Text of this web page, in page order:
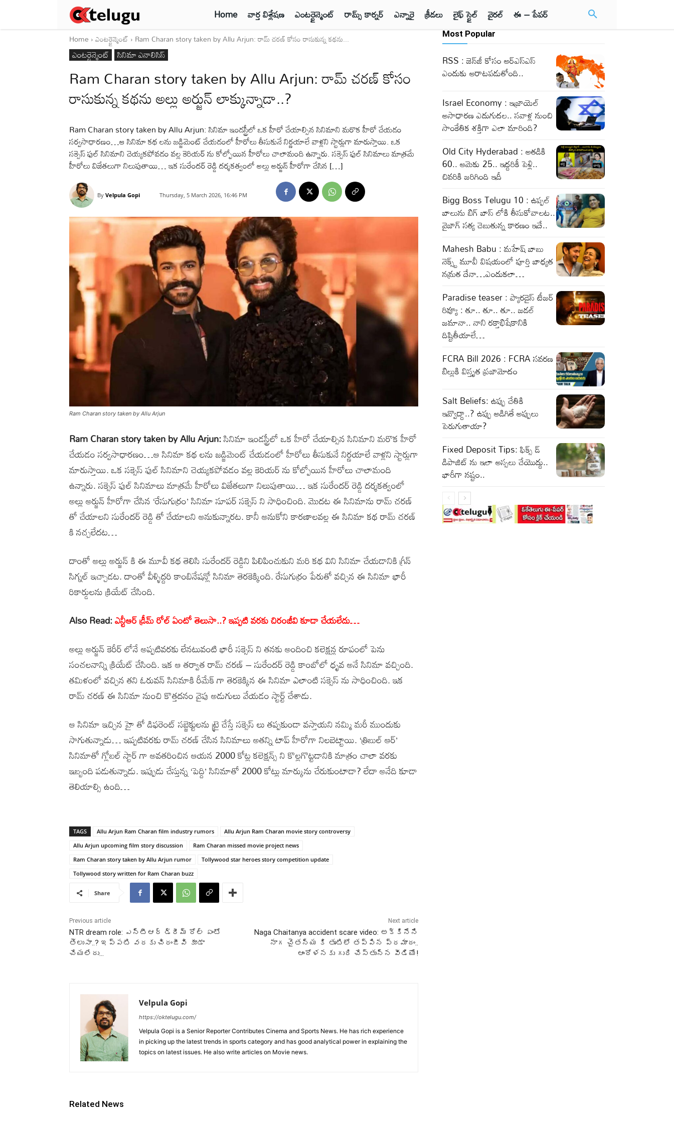
Home వార్త విశ్లేషణ ఎంటర్టైన్మెంట్ రామ్స్ కార్నర్ ఎన్నారై క్రీడలు లైఫ్ స్టైల్ వైరల్ ఈ – పేపర్
Home ఎంటర్టైన్మెంట్ Ram Charan story taken by Allu Arjun: రామ్ చరణ్ కోసం రాసుకున్న కథను...
ఎంటర్టైన్మెంట్ సినిమా ఎనాలిసిస్
Ram Charan story taken by Allu Arjun: రామ్ చరణ్ కోసం
రాసుకున్న కథను అల్లు అర్జున్ లాక్కున్నాడా..?
Ram Charan story taken by Allu Arjun: సినిమా ఇండస్ట్రీలో ఒక హీరో చేయాల్సిన సినిమాని మరొక హీరో చేయడం
సర్వసాధారణం…ఆ సినిమా కథ లను జడ్జిమెంట్ చేయడంలో హీరోలు తీసుకునే నిర్ణయాలే వాళ్లని స్టార్లుగా మారుస్తాయి. ఒక
సక్సెస్ ఫుల్ సినిమాని చెయ్యకపోవడం వల్ల కెరియర్ ను కోల్పోయిన హీరోలు చాలామంది ఉన్నారు. సక్సెస్ ఫుల్ సినిమాలు మాత్రమే
హీరోలు విజేతలుగా నిలుపుతాయి… ఇక సురేందర్ రెడ్డి దర్శకత్వంలో అల్లు అర్జున్ హీరోగా చేసిన […]
By Velpula Gopi Thursday, 5 March 2026, 16:46 PM
Ram Charan story taken by Allu Arjun
Ram Charan story taken by Allu Arjun:సినిమా ఇండస్ట్రీలో ఒక హీరో చేయాల్సిన సినిమాని మరొక హీరో
చేయడం సర్వసాధారణం…ఆ సినిమా కథ లను జడ్జిమెంట్ చేయడంలో హీరోలు తీసుకునే నిర్ణయాలే వాళ్లని స్టార్లుగా
మారుస్తాయి. ఒక సక్సెస్ ఫుల్ సినిమాని చెయ్యకపోవడం వల్ల కెరియర్ ను కోల్పోయిన హీరోలు చాలామంది
ఉన్నారు. సక్సెస్ ఫుల్ సినిమాలు మాత్రమే హీరోలు విజేతలుగా నిలుపుతాయి… ఇక సురేందర్ రెడ్డి దర్శకత్వంలో
అల్లు అర్జున్ హీరోగా చేసిన ‘రేసుగుర్రం’ సినిమా సూపర్ సక్సెస్ ని సాధించింది. మొదట ఈ సినిమాను రామ్ చరణ్
తో చేయాలని సురేందర్ రెడ్డి తో చేయాలని అనుకున్నారట. కానీ అనుకోని కారణాలవల్ల ఈ సినిమా కథ రామ్ చరణ్
కి నచ్చలేదట…
దాంతో అల్లు అర్జున్ కి ఈ మూవీ కథ తెలిసి సురేందర్ రెడ్డిని పిలిపించుకుని మరి కథ విని సినిమా చేయడానికి గ్రీన్
సిగ్నల్ ఇచ్చాడట. దాంతో వీళ్ళిద్దరి కాంబినేషన్లో సినిమా తెరకెక్కింది. రేసుగుర్రం పేరుతో వచ్చిన ఈ సినిమా భారీ
రికార్డులను క్రియేట్ చేసింది.
Also Read:ఎన్టీఆర్ డ్రీమ్ రోల్ ఏంటో తెలుసా..? ఇప్పటి వరకు చిరంజీవి కూడా చేయలేదు…
అల్లు అర్జున్ కెరీర్ లోనే అప్పటివరకు లేనటువంటి భారీ సక్సెస్ ని తనకు అందించి కలెక్షన్ల రూపంలో పెను
సంచలనాన్ని క్రియేట్ చేసింది. ఇక ఆ తర్వాత రామ్ చరణ్ – సురేందర్ రెడ్డి కాంబోలో ధృవ అనే సినిమా వచ్చింది.
తమిళంలో వచ్చిన తని ఓరువన్ సినిమాకి రీమేక్ గా తెరకెక్కిన ఈ సినిమా ఎలాంటి సక్సెస్ ను సాధించింది. ఇక
రామ్ చరణ్ ఈ సినిమా నుంచి కొత్తదనం వైపు అడుగులు వేయడం స్టార్ట్ చేశాడు.
ఆ సినిమా ఇచ్చిన హై తో డిఫరెంట్ సబ్జెక్టులను ట్రై చేస్తే సక్సెస్ లు తప్పకుండా వస్తాయని నమ్మి మరీ ముందుకు
సాగుతున్నాడు… ఇప్పటివరకు రామ్ చరణ్ చేసిన సినిమాలు అతన్ని టాప్ హీరోగా నిలబెట్టాయి. ‘త్రిబుల్ ఆర్’
సినిమాతో గ్లోబల్ స్టార్ గా అవతరించిన ఆయన 2000 కోట్ల కలెక్షన్స్ ని కొల్లగొట్టడానికి మాత్రం చాలా వరకు
ఇబ్బంది పడుతున్నాడు. ఇప్పుడు చేస్తున్న ‘పెద్ది’ సినిమాతో 2000 కోట్లు మార్కును చేరుకుంటాడా? లేదా అనేది కూడా
తెలియాల్సి ఉంది…
TAGS Allu Arjun Ram Charan film industry rumors
Allu Arjun Ram Charan movie story controversy
Allu Arjun upcoming film story discussion
Ram Charan missed movie project news
Ram Charan story taken by Allu Arjun rumor
Tollywood star heroes story competition update
Tollywood story written for Ram Charan buzz
Share
Previous article
NTR dream role: ఎన్టీఆర్ డ్రీమ్ రోల్ ఏంటో
తెలుసా..? ఇప్పటి వరకు చిరంజీవి కూడా
చేయలేదు…
Next article
Naga Chaitanya accident scare video: అక్కినేని
నాగ చైతన్య కి తృటిలో తప్పిన ప్రమాదం..
ఆందోళనకు గురి చేస్తున్న వీడియో!
Velpula Gopi
https://oktelugu.com/
Velpula Gopi is a Senior Reporter Contributes Cinema and Sports News. He has rich experience
in picking up the latest trends in sports category and has good analytical power in explaining the
topics on latest issues. He also write articles on Movie news.
Related News
Most Popular
RSS : జెన్‌జీ కోసం ఆర్‌ఎస్‌ఎస్‌
ఎందుకు ఆరాటపడుతోంది..
Israel Economy : ఇజ్రాయెల్‌
అసాధారణ ఎదుగుదల.. సవాళ్ల నుంచి
సాంకేతిక శక్తిగా ఎలా మారింది?
Old City Hyderabad : అతడికి
60.. ఆమెకు 25.. ఇద్దరికీ పెళ్లి..
చివరికి జరిగింది ఇదీ
Bigg Boss Telugu 10 : ఉప్పల్
బాలును బిగ్ బాస్ లోకి తీసుకోవాలట..
వైజాగ్ సత్య చెబుతున్న కారణం ఇదే..
Mahesh Babu : మహేష్ బాబు
నెక్స్ట్ మూవీ విషయంలో పూర్తి బాధ్యత
నమ్రత దేనా…ఎందుకలా…
Paradise teaser : ప్యారడైస్ టీజర్
రివ్యూ : తూ.. తూ.. తూ.. జడల్
జమానా.. నాని రక్తాభిషేకానికి
దిష్టితీయాలే…
FCRA Bill 2026 : FCRA సవరణ
బిల్లుకి విస్తృత ప్రజామోదం
Salt Beliefs: ఉప్పు చేతికి
ఇవ్వొద్దా..? ఉప్పు అడిగితే అప్పులు
పెరుగుతాయా?
Fixed Deposit Tips: ఫిక్స్ డ్
డిపాజిట్ ను ఇలా అస్సలు చేయొద్దు..
భారీగా నష్టం..